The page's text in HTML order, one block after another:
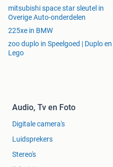
mitsubishi space star sleutel in
Overige Auto-onderdelen
225xe in BMW
zoo duplo in Speelgoed | Duplo en
Lego
Audio, Tv en Foto
Digitale camera's
Luidsprekers
Stereo's